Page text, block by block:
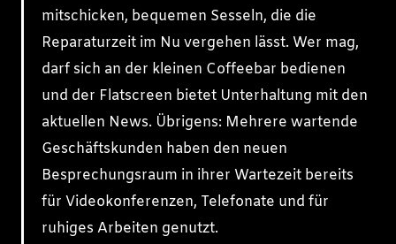
mitschicken, bequemen Sesseln, die die
Reparaturzeit im Nu vergehen lässt. Wer mag,
darf sich an der kleinen Coffeebar bedienen
und der Flatscreen bietet Unterhaltung mit den
aktuellen News. Übrigens: Mehrere wartende
Geschäftskunden haben den neuen
Besprechungsraum in ihrer Wartezeit bereits
für Videokonferenzen, Telefonate und für
ruhiges Arbeiten genutzt.